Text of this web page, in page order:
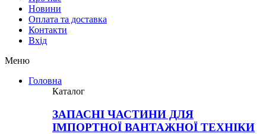
Новини
Оплата та доставка
Контакти
Вхiд
Меню
Головна
Каталог
ЗАПАСНІ ЧАСТИНИ ДЛЯ
ІМПОРТНОЇ ВАНТАЖНОЇ ТЕХНІКИ